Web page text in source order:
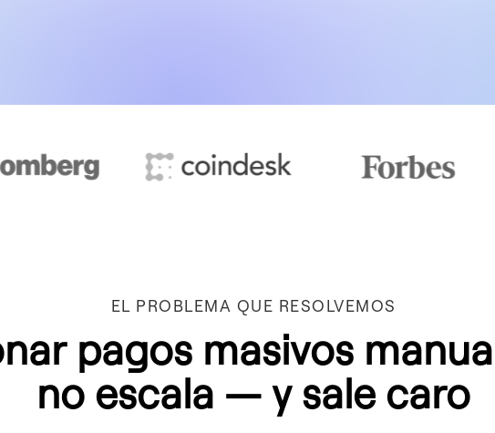
EL PROBLEMA QUE RESOLVEMOS
pagos masivos
no escala — y sale caro